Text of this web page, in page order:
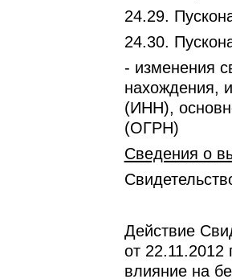
24.29.
24.30.
- изменения
нахождения,
(ИНН),
(ОГРН)
Сведения о
Действие
от 22.11.2012
влияние на